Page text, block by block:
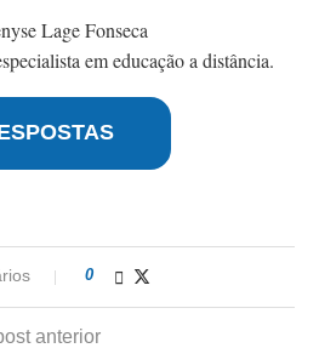
Lage Fonseca
em educação a distância.
0
anterior